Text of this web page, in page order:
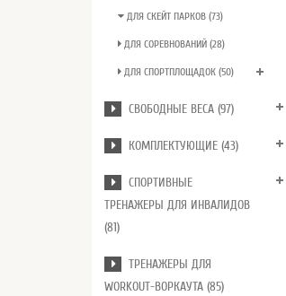
ДЛЯ СКЕЙТ ПАРКОВ (73)
ДЛЯ СОРЕВНОВАНИЙ (28)
ДЛЯ СПОРТПЛОЩАДОК (50)
СВОБОДНЫЕ ВЕСА (97)
КОМПЛЕКТУЮЩИЕ (43)
СПОРТИВНЫЕ
ТРЕНАЖЕРЫ ДЛЯ ИНВАЛИДОВ
(81)
ТРЕНАЖЕРЫ ДЛЯ
WORKOUT-ВОРКАУТА (85)